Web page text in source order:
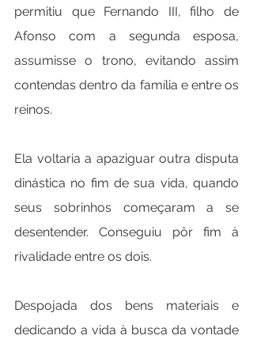
permitiu que Fernando III, filho de
Afonso com a segunda esposa,
assumisse o trono, evitando assim
contendas dentro da família e entre os
reinos.
Ela voltaria a apaziguar outra disputa
dinástica no fim de sua vida, quando
seus sobrinhos começaram a se
desentender. Conseguiu pôr fim à
rivalidade entre os dois.
Despojada dos bens materiais e
dedicando a vida à busca da vontade